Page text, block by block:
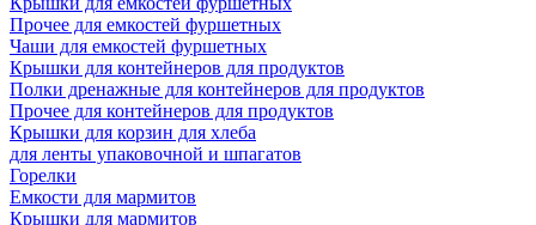
Прочее для емкостей фуршетных
Чаши для емкостей фуршетных
Крышки для контейнеров для продуктов
Полки дренажные для контейнеров для продуктов
Прочее для контейнеров для продуктов
Крышки для корзин для хлеба
для ленты упаковочной и шпагатов
Горелки
Емкости для мармитов
Крышки для мармитов